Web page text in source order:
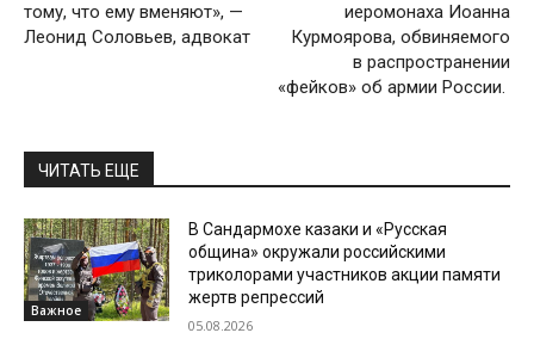
тому, что ему вменяют», —
Леонид Соловьев, адвокат
иеромонаха Иоанна
Курмоярова, обвиняемого
в распространении
«фейков» об армии России.
ЧИТАТЬ ЕЩЕ
Важное
В Сандармохе казаки и «Русская
община» окружали российскими
триколорами участников акции памяти
жертв репрессий
05.08.2026